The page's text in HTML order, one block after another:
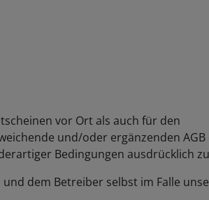
vor Ort als auch für den
und/oder ergänzenden AGB
Bedingungen ausdrücklich
dem Betreiber selbst im Falle